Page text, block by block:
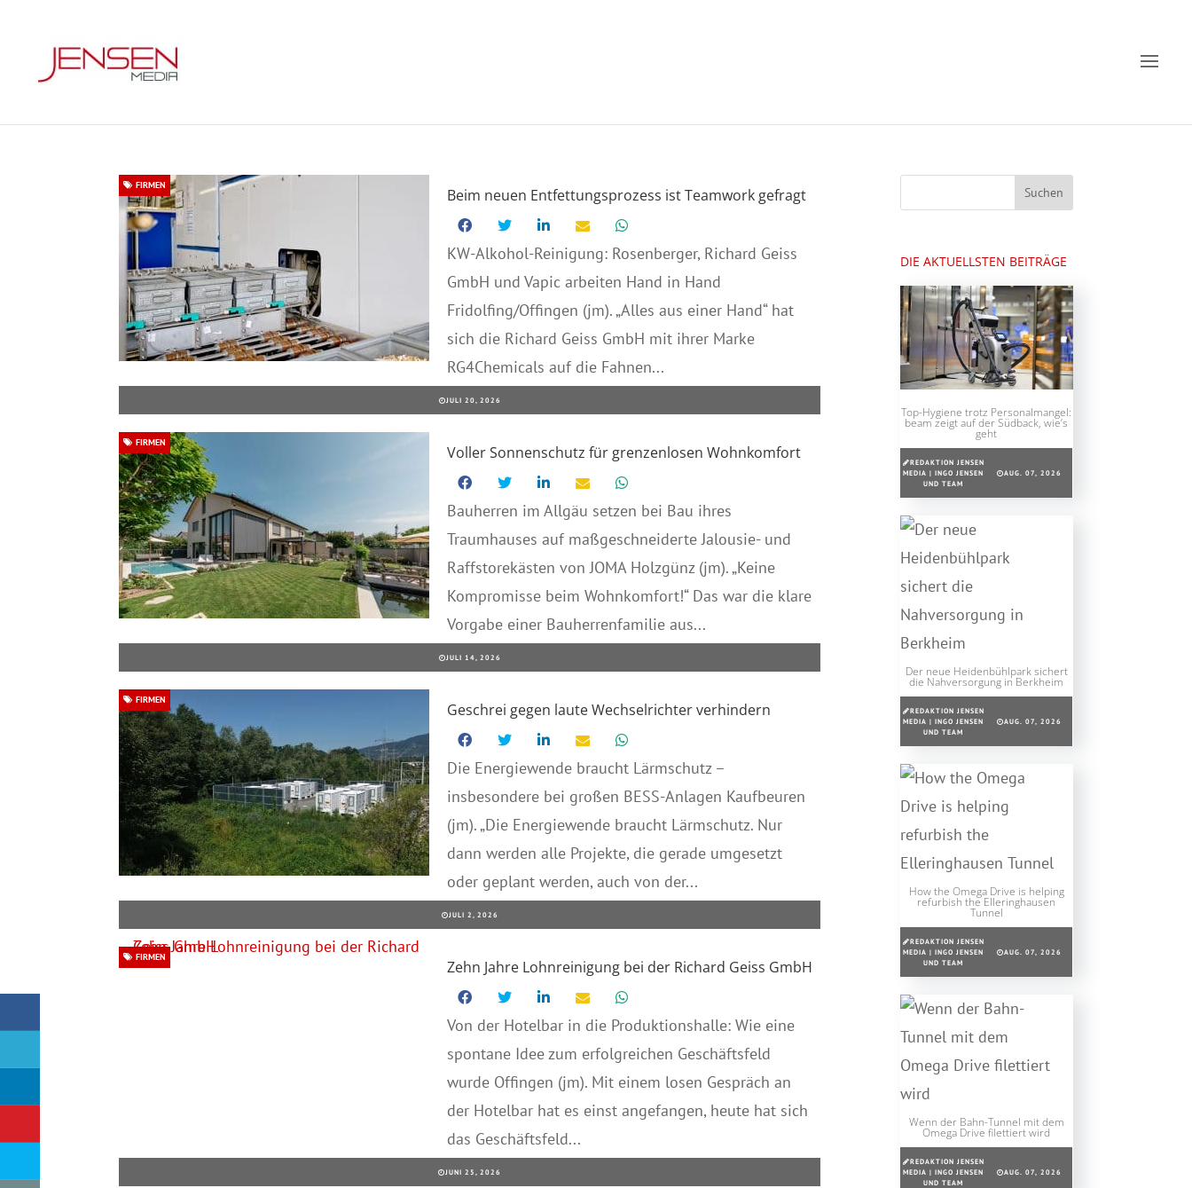
Beim neuen Entfettungsprozess ist Teamwork gefragt
FIRMEN
KW-Alkohol-Reinigung: Rosenberger, Richard Geiss
GmbH und Vapic arbeiten Hand in Hand
Fridolfing/Offingen (jm). „Alles aus einer Hand“ hat
sich die Richard Geiss GmbH mit ihrer Marke
RG4Chemicals auf die Fahnen...
JULI 20, 2026
Voller Sonnenschutz für grenzenlosen Wohnkomfort
FIRMEN
Bauherren im Allgäu setzen bei Bau ihres
Traumhauses auf maßgeschneiderte Jalousie- und
Raffstorekästen von JOMA Holzgünz (jm). „Keine
Kompromisse beim Wohnkomfort!“ Das war die klare
Vorgabe einer Bauherrenfamilie aus...
JULI 14, 2026
Geschrei gegen laute Wechselrichter verhindern
FIRMEN
Die Energiewende braucht Lärmschutz –
insbesondere bei großen BESS-Anlagen Kaufbeuren
(jm). „Die Energiewende braucht Lärmschutz. Nur
dann werden alle Projekte, die gerade umgesetzt
oder geplant werden, auch von der...
JULI 2, 2026
Zehn Jahre Lohnreinigung bei der Richard Geiss GmbH
FIRMEN
Von der Hotelbar in die Produktionshalle: Wie eine
spontane Idee zum erfolgreichen Geschäftsfeld
wurde Offingen (jm). Mit einem losen Gespräch an
der Hotelbar hat es einst angefangen, heute hat sich
das Geschäftsfeld...
JUNI 25, 2026
DIE AKTUELLSTEN BEITRÄGE
Top-Hygiene trotz Personalmangel:
beam zeigt auf der Südback, wie’s
geht
REDAKTION JENSEN
MEDIA | INGO JENSEN
UND TEAM
AUG. 07, 2026
Der neue Heidenbühlpark sichert
die Nahversorgung in Berkheim
REDAKTION JENSEN
MEDIA | INGO JENSEN
UND TEAM
AUG. 07, 2026
How the Omega Drive is helping
refurbish the Elleringhausen
Tunnel
REDAKTION JENSEN
MEDIA | INGO JENSEN
UND TEAM
AUG. 07, 2026
Wenn der Bahn-Tunnel mit dem
Omega Drive filettiert wird
REDAKTION JENSEN
MEDIA | INGO JENSEN
UND TEAM
AUG. 07, 2026